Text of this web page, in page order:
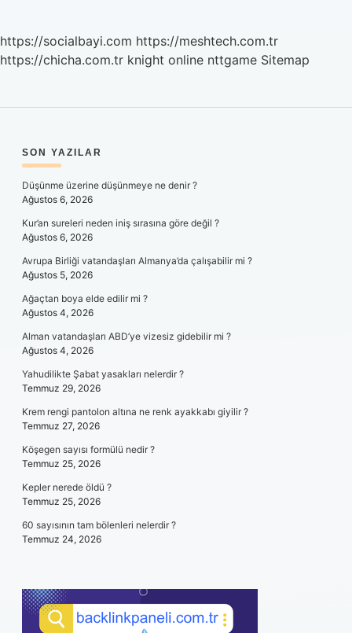
https://socialbayi.com https://meshtech.com.tr
https://chicha.com.tr knight online nttgame Sitemap
SIDEBAR
SON YAZILAR
Düşünme üzerine düşünmeye ne denir ?
Ağustos 6, 2026
Kur’an sureleri neden iniş sırasına göre değil ?
Ağustos 6, 2026
Avrupa Birliği vatandaşları Almanya’da çalışabilir mi ?
Ağustos 5, 2026
Ağaçtan boya elde edilir mi ?
Ağustos 4, 2026
Alman vatandaşları ABD’ye vizesiz gidebilir mi ?
Ağustos 4, 2026
Yahudilikte Şabat yasakları nelerdir ?
Temmuz 29, 2026
Krem rengi pantolon altına ne renk ayakkabı giyilir ?
Temmuz 27, 2026
Köşegen sayısı formülü nedir ?
Temmuz 25, 2026
Kepler nerede öldü ?
Temmuz 25, 2026
60 sayısının tam bölenleri nelerdir ?
Temmuz 24, 2026